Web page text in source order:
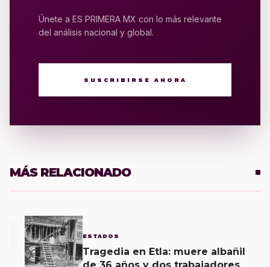
Únete a ES PRIMERA MX con lo más relevante
del análisis nacional y global.
SUSCRIBIRSE AHORA
MÁS RELACIONADO
ESTADOS
Tragedia en Etla: muere albañil
de 36 años y dos trabajadores